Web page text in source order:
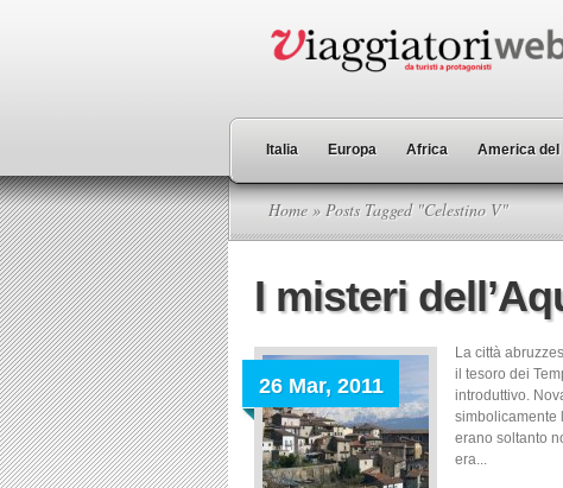
Italia Europa Africa America del
Home » Posts Tagged "Celestino V"
I misteri
26 Mar, 2011
La città
il tesoro dei
introduttivo.
simbolicamente
erano soltanto
era...